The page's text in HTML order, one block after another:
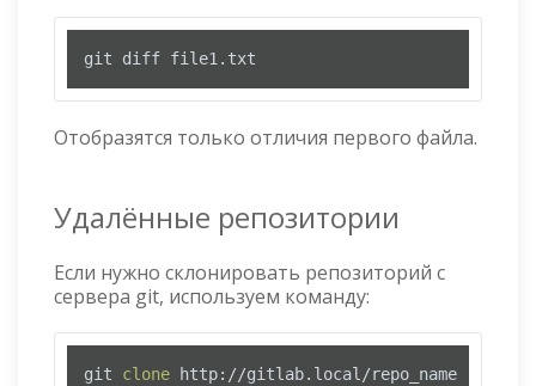
git diff file1.txt
Отобразятся только отличия первого файла.
Удалённые репозитории
Если нужно склонировать репозиторий с
сервера git, используем команду:
git clone http://gitlab.local/repo_name